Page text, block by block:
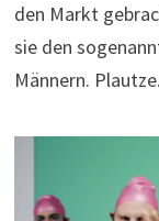
den Markt
sie den
Männern.